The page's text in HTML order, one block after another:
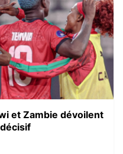
et Zambie dévoilent